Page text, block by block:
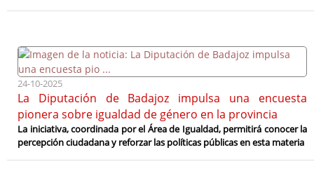
24-10-2025
La Diputación de Badajoz impulsa una encuesta
pionera sobre igualdad de género en la provincia
La iniciativa, coordinada por el Área de Igualdad, permitirá conocer la
percepción ciudadana y reforzar las políticas públicas en esta materia